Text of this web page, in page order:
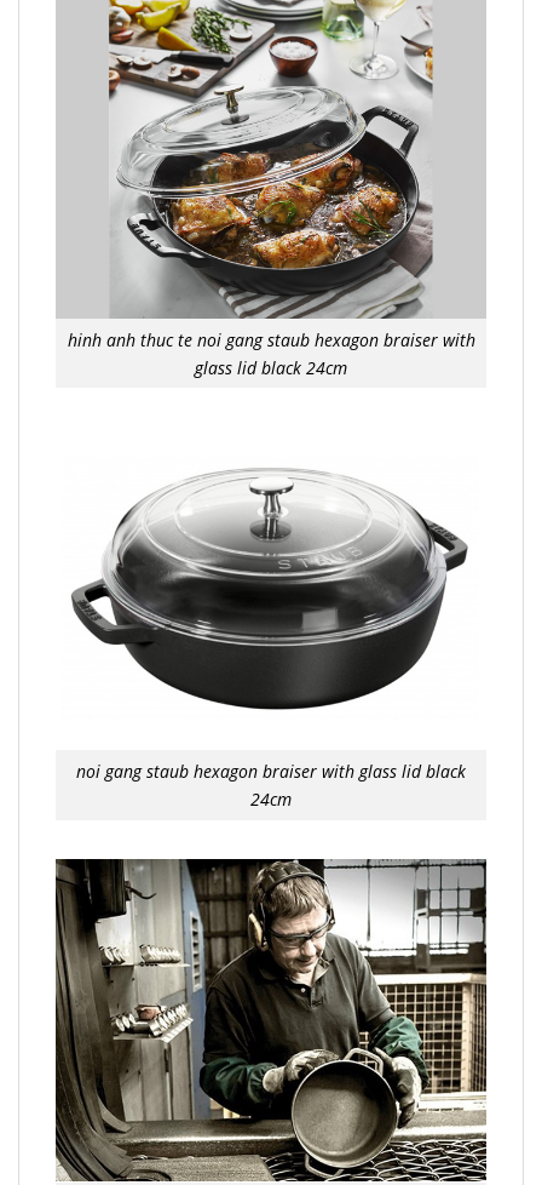
hinh anh thuc te noi gang staub hexagon braiser with
glass lid black 24cm
noi gang staub hexagon braiser with glass lid black
24cm